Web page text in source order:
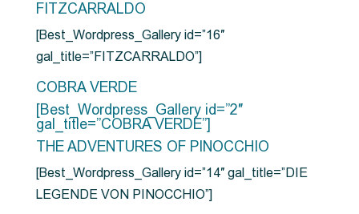
FITZCARRALDO
[Best_Wordpress_Gallery id=”16″
gal_title=”FITZCARRALDO”]
COBRA VERDE
[Best_Wordpress_Gallery id=”2″
gal_title=”COBRA VERDE”]
THE ADVENTURES OF PINOCCHIO
[Best_Wordpress_Gallery id=”14″ gal_title=”DIE
LEGENDE VON PINOCCHIO”]